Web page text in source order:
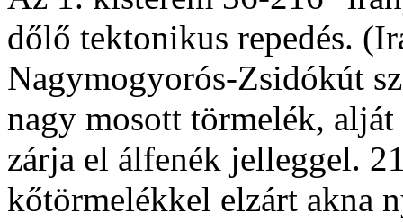
dőlő tektonikus repedés.
Nagymogyorós-Zsidókút
nagy mosott törmelék,
zárja el álfenék jelleggel.
kőtörmelékkel elzárt akna